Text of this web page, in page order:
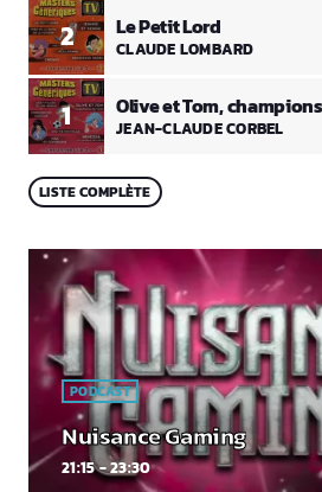
1 Olive et Tom,
JEAN-CLAUDE CORBEL
2 Le Petit Lord
CLAUDE LOMBARD
LISTE COMPLÈTE
PODCAST
Nuisance Gaming
21:15 - 23:30